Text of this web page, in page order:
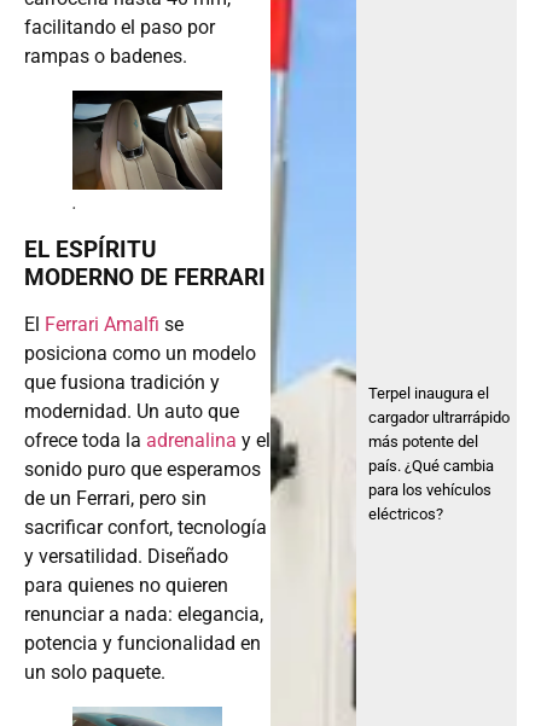
facilitando el paso por
rampas o badenes.
.
EL ESPÍRITU
MODERNO DE FERRARI
El Ferrari Amalfi se
posiciona como un modelo
que fusiona tradición y
modernidad. Un auto que
ofrece toda la adrenalina y el
sonido puro que esperamos
de un Ferrari, pero sin
sacrificar confort, tecnología
y versatilidad. Diseñado
para quienes no quieren
renunciar a nada: elegancia,
potencia y funcionalidad en
un solo paquete.
Terpel inaugura el
cargador ultrarrápido
más potente del
país. ¿Qué cambia
para los vehículos
eléctricos?